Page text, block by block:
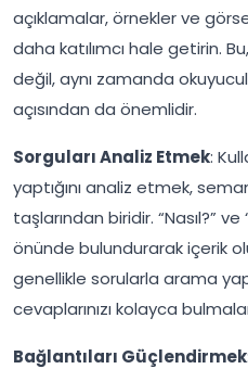
açıklamalar, örnekler ve
daha katılımcı hale getirin.
değil, aynı zamanda
açısından da önemlidir.
Sorguları Analiz Etmek:
yaptığını analiz etmek,
taşlarından biridir. “Nasıl?”
önünde bulundurarak içerik
genellikle sorularla arama
cevaplarınızı kolayca
Bağlantıları Güçlendirmek